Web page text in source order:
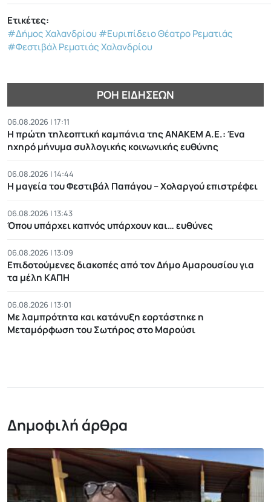
Ετικέτες:
#Δήμος Χαλανδρίου #Ευριπίδειο Θέατρο Ρεματιάς
#Φεστιβάλ Ρεματιάς Χαλανδρίου
ΡΟΉ ΕΙΔΉΣΕΩΝ
06.08.2026 | 17:11
Η πρώτη τηλεοπτική καμπάνια της ΑΝΑΚΕΜ Α.Ε.: Ένα
ηχηρό μήνυμα συλλογικής κοινωνικής ευθύνης
06.08.2026 | 14:44
Η μαγεία του Φεστιβάλ Παπάγου – Χολαργού επιστρέφει
06.08.2026 | 13:43
Όπου υπάρχει καπνός υπάρχουν και… ευθύνες
06.08.2026 | 13:09
Επιδοτούμενες διακοπές από τον Δήμο Αμαρουσίου για
τα μέλη ΚΑΠΗ
06.08.2026 | 13:01
Με λαμπρότητα και κατάνυξη εορτάστηκε η
Μεταμόρφωση του Σωτήρος στο Μαρούσι
Δημοφιλή άρθρα